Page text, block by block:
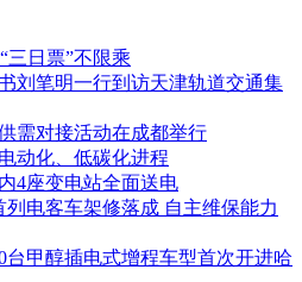
三日票”不限乘
刘笔明一行到访天津轨道交通集
需对接活动在成都举行
动化、低碳化进程
4座变电站全面送电
电客车架修落成 自主维保能力
台甲醇插电式增程车型首次开进哈